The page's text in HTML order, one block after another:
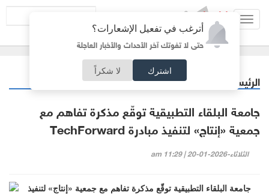
أترغب في تفعيل الإشعارات؟
حتى لا تفوتك آخر الأحداث والأخبار العاجلة
اشترك لا شكراً
الرئيسية خبر وصورة
جامعة البلقاء التطبيقية توقّع مذكرة تفاهم مع
جمعية «إنتاج» لتنفيذ مبادرة TechForward
الثلاثاء-2026-01-20 | 11:29 am